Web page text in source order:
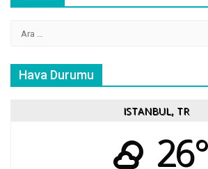
Hava Durumu
ISTANBUL, TR
26°